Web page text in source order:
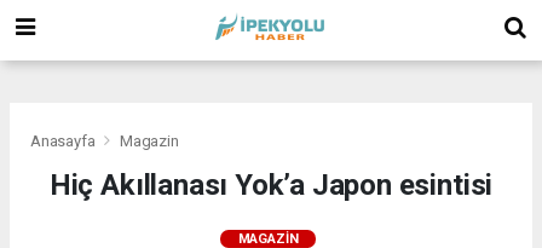
Anasayfa Magazin
Hiç Akıllanası Yok’a Japon esintisi
MAGAZIN